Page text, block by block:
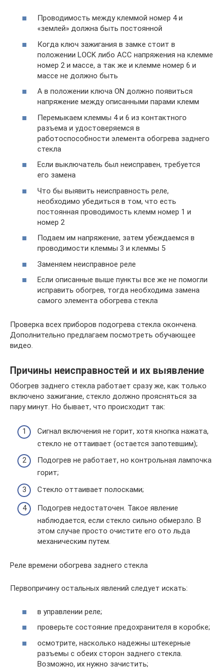
Проводимость между клеммой номер 4 и
«землей» должна быть постоянной
Когда ключ зажигания в замке стоит в
положении LOCK либо АСС напряжения на клемме
номер 2 и массе, а так же и клемме номер 6 и
массе не должно быть
А в положении ключа ON должно появиться
напряжение между описанными парами клемм
Перемыкаем клеммы 4 и 6 из контактного
разъема и удостоверяемся в
работоспособности элемента обогрева заднего
стекла
Если выключатель был неисправен, требуется
его замена
Что бы выявить неисправность реле,
необходимо убедиться в том, что есть
постоянная проводимость клемм номер 1 и
номер 2
Подаем им напряжение, затем убеждаемся в
проводимости клеммы 3 и клеммы 5
Заменяем неисправное реле
Если описанные выше пункты все же не помогли
исправить обогрев, тогда необходима замена
самого элемента обогрева стекла
Проверка всех приборов подогрева стекла окончена.
Дополнительно предлагаем посмотреть обучающее
видео.
Причины неисправностей и их выявление
Обогрев заднего стекла работает сразу же, как только
включено зажигание, стекло должно проясняться за
пару минут. Но бывает, что происходит так:
Сигнал включения не горит, хотя кнопка нажата,
стекло не оттаивает (остается запотевшим);
Подогрев не работает, но контрольная лампочка
горит;
Стекло оттаивает полосками;
Подогрев недостаточен. Такое явление
наблюдается, если стекло сильно обмерзло. В
этом случае просто очистите его ото льда
механическим путем.
Реле времени обогрева заднего стекла
Первопричину остальных явлений следует искать:
в управлении реле;
проверьте состояние предохранителя в коробке;
осмотрите, насколько надежны штекерные
разъемы с обеих сторон заднего стекла.
Возможно, их нужно зачистить;